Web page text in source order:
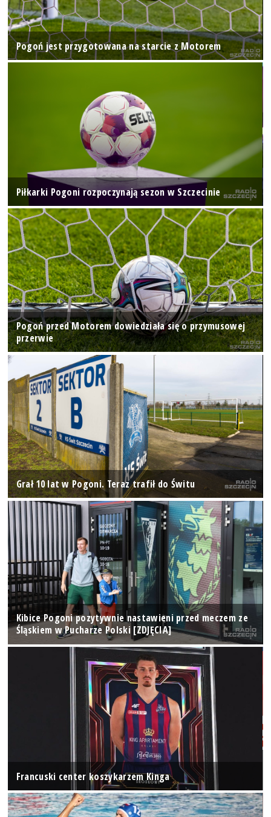
Pogoń jest przygotowana na starcie z Motorem
Piłkarki Pogoni rozpoczynają sezon w Szczecinie
Pogoń przed Motorem dowiedziała się o przymusowej
przerwie
Grał 10 lat w Pogoni. Teraz trafił do Świtu
Kibice Pogoni pozytywnie nastawieni przed meczem ze
Śląskiem w Pucharze Polski [ZDJĘCIA]
Francuski center koszykarzem Kinga